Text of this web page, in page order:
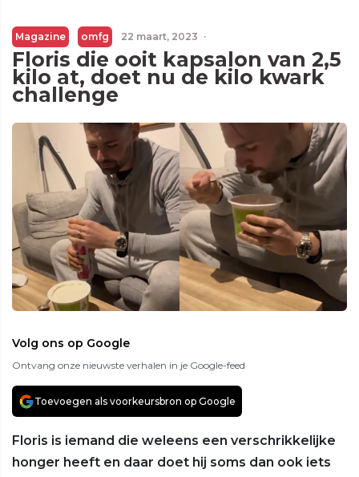
Magazine omfg 22 maart, 2023 ·
Floris die ooit kapsalon van 2,5
kilo at, doet nu de kilo kwark
challenge
Volg ons op Google
Ontvang onze nieuwste verhalen in je Google-feed
Toevoegen als voorkeursbron op Google
Floris is iemand die weleens een verschrikkelijke
honger heeft en daar doet hij soms dan ook iets